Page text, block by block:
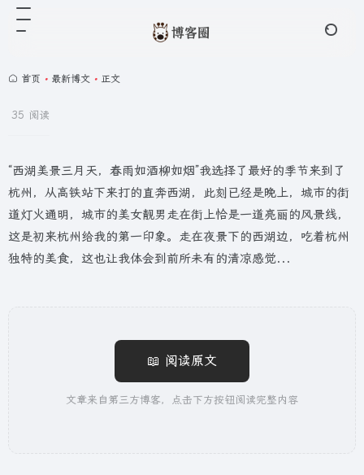
首页 • 最新博文 • 正文
35 阅读
“西湖美景三月天，春雨如酒柳如烟”我选择了最好的季节来到了
杭州，从高铁站下来打的直奔西湖，此刻已经是晚上，城市的街
道灯火通明，城市的美女靓男走在街上恰是一道亮丽的风景线，
这是初来杭州给我的第一印象。走在夜景下的西湖边，吃着杭州
独特的美食，这也让我体会到前所未有的清凉感觉...
📖 阅读原文
文章来自第三方博客，点击下方按钮阅读完整内容